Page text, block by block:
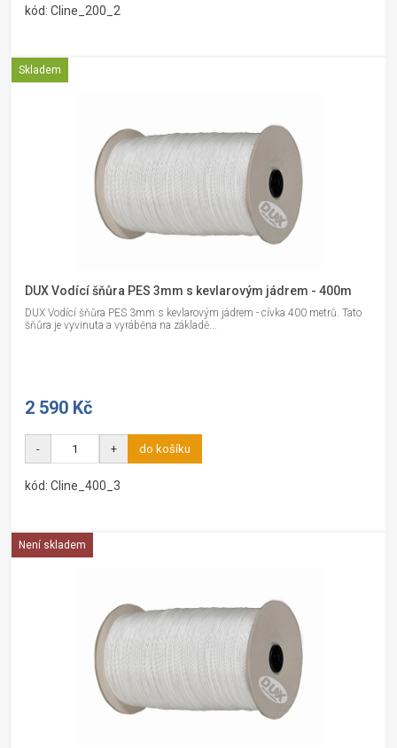
kód: Cline_200_2
Skladem
DUX Vodící šňůra PES 3mm s kevlarovým jádrem - 400m
DUX Vodící šňůra PES 3mm s kevlarovým jádrem - cívka 400 metrů. Tato
šňůra je vyvinuta a vyráběna na základě...
2 590 Kč
- + do košíku
kód: Cline_400_3
Není skladem